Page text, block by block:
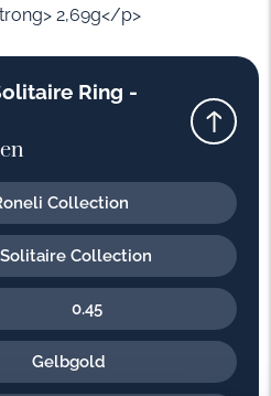
2,69g</p>
Ring -
Collection
Solitaire Collection
0.45
Gelbgold